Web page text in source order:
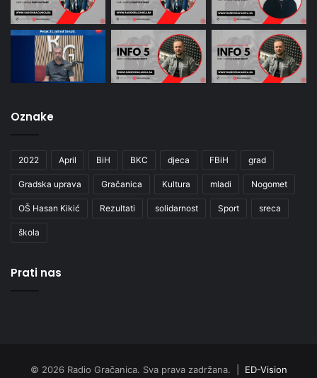
Oznake
2022 April BiH BKC djeca FBiH grad
Gradska uprava Gračanica Kultura mladi Nogomet
OŠ Hasan Kikić Rezultati solidarnost Sport sreca
škola
Prati nas
© 2026 Radio Gračanica. Sva prava zadržana. | ED-Vision